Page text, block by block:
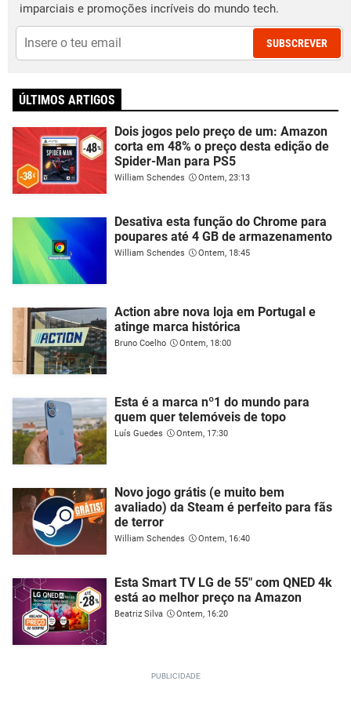
imparciais e promoções incríveis do mundo tech.
SUBSCREVER
ÚLTIMOS ARTIGOS
Dois jogos pelo preço de um: Amazon
corta em 48% o preço desta edição de
Spider-Man para PS5
William Schendes Ontem, 23:13
Desativa esta função do Chrome para
poupares até 4 GB de armazenamento
William Schendes Ontem, 18:45
Action abre nova loja em Portugal e
atinge marca histórica
Bruno Coelho Ontem, 18:00
Esta é a marca nº1 do mundo para
quem quer telemóveis de topo
Luís Guedes Ontem, 17:30
Novo jogo grátis (e muito bem
avaliado) da Steam é perfeito para fãs
de terror
William Schendes Ontem, 16:40
Esta Smart TV LG de 55" com QNED 4k
está ao melhor preço na Amazon
Beatriz Silva Ontem, 16:20